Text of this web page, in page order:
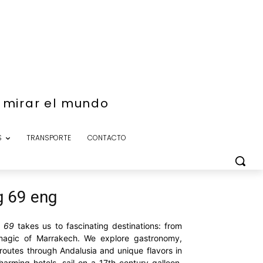
el mundo
TRANSPORTE CONTACTO
69 eng
69 takes us to fascinating destinations: from
of Marrakech. We explore gastronomy,
through Andalusia and unique flavors in